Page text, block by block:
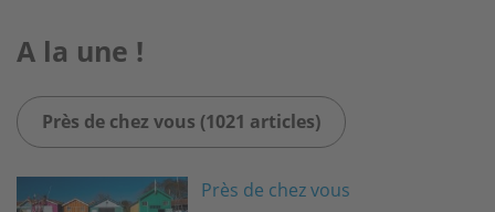
A la une !
Près de chez vous (1021 articles)
Près de chez vous